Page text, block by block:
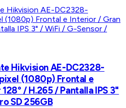
Hikvision AE-DC2328-
(1080p) Frontal e
/ H.265 / Pantalla IPS 3"
SD 256GB